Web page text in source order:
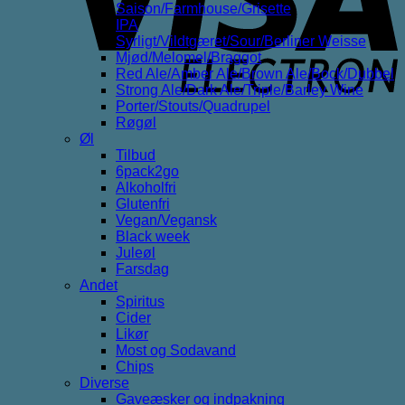
Saison/Farmhouse/Grisette
IPA
Syrligt/Vildtgæret/Sour/Berliner Weisse
Mjød/Melomel/Braggot
Red Ale/Amber Ale/Brown Ale/Bock/Dubbel
Strong Ale/Dark Ale/Triple/Barley Wine
Porter/Stouts/Quadrupel
Røgøl
Øl
Tilbud
6pack2go
Alkoholfri
Glutenfri
Vegan/Vegansk
Black week
Juleøl
Farsdag
Andet
Spiritus
Cider
Likør
Most og Sodavand
Chips
Diverse
Gaveæsker og indpakning